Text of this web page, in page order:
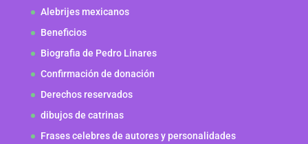
Alebrijes mexicanos
Beneficios
Biografia de Pedro Linares
Confirmación de donación
Derechos reservados
dibujos de catrinas
Frases celebres de autores y personalidades